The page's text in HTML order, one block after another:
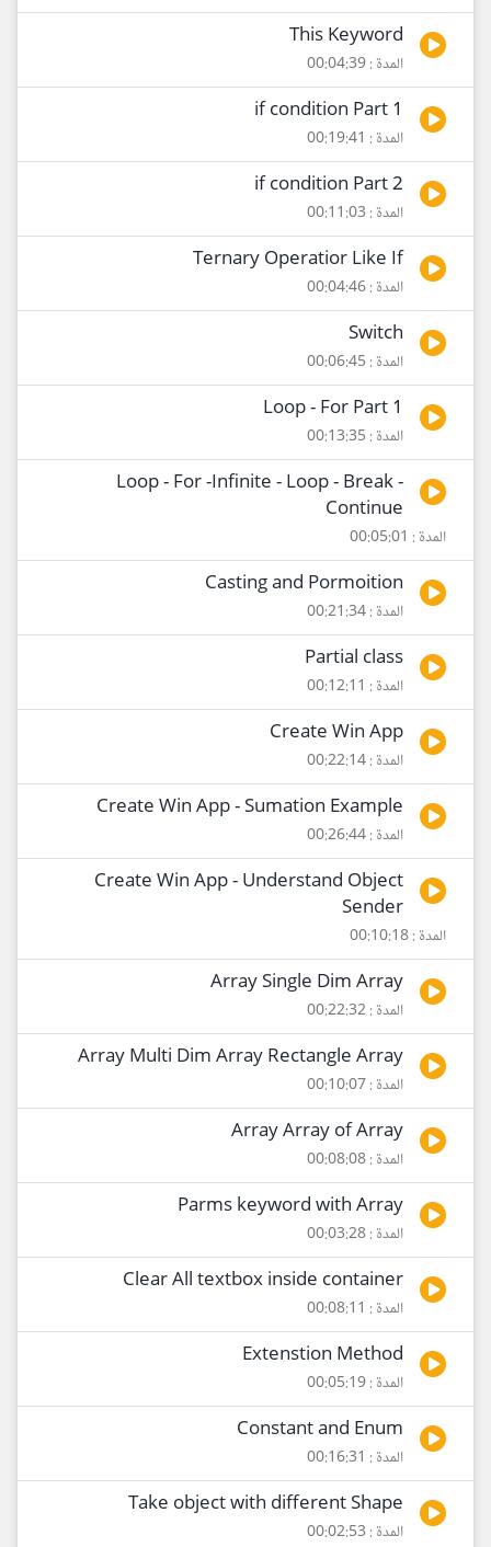
This Keyword
المدة : 00:04:39
if condition Part 1
المدة : 00:19:41
if condition Part 2
المدة : 00:11:03
Ternary Operatior Like If
المدة : 00:04:46
Switch
المدة : 00:06:45
Loop - For Part 1
المدة : 00:13:35
Loop - For -Infinite - Loop - Break -
Continue
المدة : 00:05:01
Casting and Pormoition
المدة : 00:21:34
Partial class
المدة : 00:12:11
Create Win App
المدة : 00:22:14
Create Win App - Sumation Example
المدة : 00:26:44
Create Win App - Understand Object
Sender
المدة : 00:10:18
Array Single Dim Array
المدة : 00:22:32
Array Multi Dim Array Rectangle Array
المدة : 00:10:07
Array Array of Array
المدة : 00:08:08
Parms keyword with Array
المدة : 00:03:28
Clear All textbox inside container
المدة : 00:08:11
Extenstion Method
المدة : 00:05:19
Constant and Enum
المدة : 00:16:31
Take object with different Shape
المدة : 00:02:53